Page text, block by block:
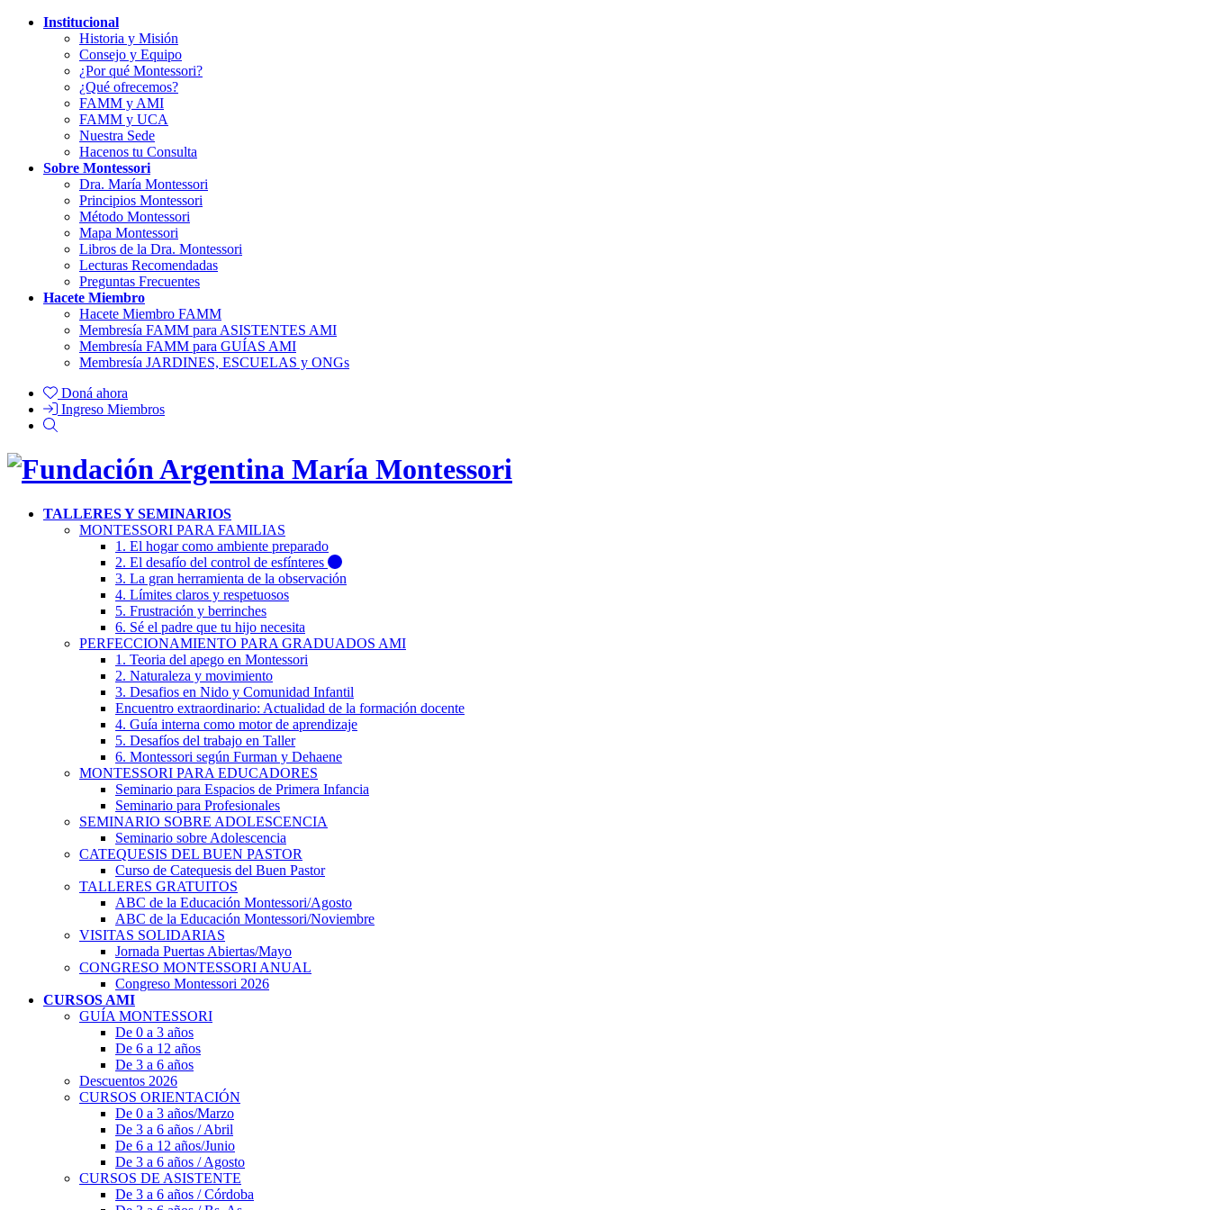
Institucional
Historia y Misión
Consejo y Equipo
¿Por qué Montessori?
¿Qué ofrecemos?
FAMM y AMI
FAMM y UCA
Nuestra Sede
Hacenos tu Consulta
Sobre Montessori
Dra. María Montessori
Principios Montessori
Método Montessori
Mapa Montessori
Libros de la Dra. Montessori
Lecturas Recomendadas
Preguntas Frecuentes
Hacete Miembro
Hacete Miembro FAMM
Membresía FAMM para ASISTENTES AMI
Membresía FAMM para GUÍAS AMI
Membresía JARDINES, ESCUELAS y ONGs
Doná ahora
Ingreso Miembros
TALLERES Y SEMINARIOS
MONTESSORI PARA FAMILIAS
1. El hogar como ambiente preparado
2. El desafío del control de esfínteres
3. La gran herramienta de la observación
4. Límites claros y respetuosos
5. Frustración y berrinches
6. Sé el padre que tu hijo necesita
PERFECCIONAMIENTO PARA GRADUADOS AMI
1. Teoria del apego en Montessori
2. Naturaleza y movimiento
3. Desafios en Nido y Comunidad Infantil
Encuentro extraordinario: Actualidad de la formación docente
4. Guía interna como motor de aprendizaje
5. Desafíos del trabajo en Taller
6. Montessori según Furman y Dehaene
MONTESSORI PARA EDUCADORES
Seminario para Espacios de Primera Infancia
Seminario para Profesionales
SEMINARIO SOBRE ADOLESCENCIA
Seminario sobre Adolescencia
CATEQUESIS DEL BUEN PASTOR
Curso de Catequesis del Buen Pastor
TALLERES GRATUITOS
ABC de la Educación Montessori/Agosto
ABC de la Educación Montessori/Noviembre
VISITAS SOLIDARIAS
Jornada Puertas Abiertas/Mayo
CONGRESO MONTESSORI ANUAL
Congreso Montessori 2026
CURSOS AMI
GUÍA MONTESSORI
De 0 a 3 años
De 6 a 12 años
De 3 a 6 años
Descuentos 2026
CURSOS ORIENTACIÓN
De 0 a 3 años/Marzo
De 3 a 6 años / Abril
De 6 a 12 años/Junio
De 3 a 6 años / Agosto
CURSOS DE ASISTENTE
De 3 a 6 años / Córdoba